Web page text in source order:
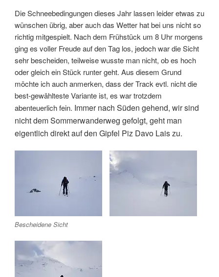
Die Schneebedingungen dieses Jahr lassen leider etwas zu
wünschen übrig, aber auch das Wetter hat bei uns nicht so
richtig mitgespielt. Nach dem Frühstück um 8 Uhr morgens
ging es voller Freude auf den Tag los, jedoch war die Sicht
sehr bescheiden, teilweise wusste man nicht, ob es hoch
oder gleich ein Stück runter geht. Aus diesem Grund
möchte ich auch anmerken, dass der Track evtl. nicht die
best-gewählteste Variante ist, es war trotzdem
abenteuerlich fein. Immer nach Süden gehend, wir sind
nicht dem Sommerwanderweg gefolgt, geht man
eigentlich direkt auf den Gipfel Piz Davo Lais zu.
Bescheidene Sicht